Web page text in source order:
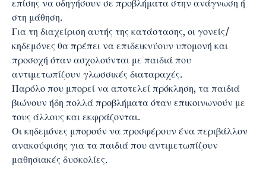
επίσης να οδηγήσουν σε προβλήματα στην ανάγνωση ή
στη μάθηση.
Για τη διαχείριση αυτής της κατάστασης, οι γονείς/
κηδεμόνες θα πρέπει να επιδεικνύουν υπομονή και
προσοχή όταν ασχολούνται με παιδιά που
αντιμετωπίζουν γλωσσικές διαταραχές.
Παρόλο που μπορεί να αποτελεί πρόκληση, τα παιδιά
βιώνουν ήδη πολλά προβλήματα όταν επικοινωνούν με
τους άλλους και εκφράζονται.
Οι κηδεμόνες μπορούν να προσφέρουν ένα περιβάλλον
ανακούφισης για τα παιδιά που αντιμετωπίζουν
μαθησιακές δυσκολίες.